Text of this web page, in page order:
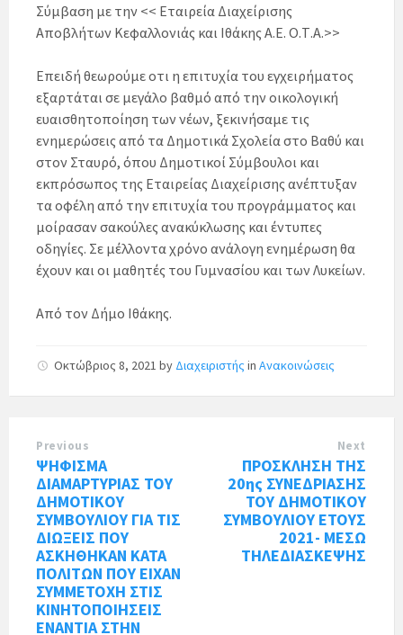
Σύμβαση με την << Εταιρεία Διαχείρισης
Αποβλήτων Κεφαλλονιάς και Ιθάκης Α.Ε. Ο.Τ.Α.>>
Επειδή θεωρούμε οτι η επιτυχία του εγχειρήματος
εξαρτάται σε μεγάλο βαθμό από την οικολογική
ευαισθητοποίηση των νέων, ξεκινήσαμε τις
ενημερώσεις από τα Δημοτικά Σχολεία στο Βαθύ και
στον Σταυρό, όπου Δημοτικοί Σύμβουλοι και
εκπρόσωπος της Εταιρείας Διαχείρισης ανέπτυξαν
τα οφέλη από την επιτυχία του προγράμματος και
μοίρασαν σακούλες ανακύκλωσης και έντυπες
οδηγίες. Σε μέλλοντα χρόνο ανάλογη ενημέρωση θα
έχουν και οι μαθητές του Γυμνασίου και των Λυκείων.
Από τον Δήμο Ιθάκης.
Οκτώβριος 8, 2021 by Διαχειριστής in Ανακοινώσεις
Previous
ΨΗΦΙΣΜΑ
ΔΙΑΜΑΡΤΥΡΙΑΣ ΤΟΥ
ΔΗΜΟΤΙΚΟΥ
ΣΥΜΒΟΥΛΙΟΥ ΓΙΑ ΤΙΣ
ΔΙΩΞΕΙΣ ΠΟΥ
ΑΣΚΗΘΗΚΑΝ ΚΑΤΑ
ΠΟΛΙΤΩΝ ΠΟΥ ΕΙΧΑΝ
ΣΥΜΜΕΤΟΧΗ ΣΤΙΣ
ΚΙΝΗΤΟΠΟΙΗΣΕΙΣ
ΕΝΑΝΤΙΑ ΣΤΗΝ
Next
ΠΡΟΣΚΛΗΣΗ ΤΗΣ
20ης ΣΥΝΕΔΡΙΑΣΗΣ
ΤΟΥ ΔΗΜΟΤΙΚΟΥ
ΣΥΜΒΟΥΛΙΟΥ ΕΤΟΥΣ
2021- ΜΕΣΩ
ΤΗΛΕΔΙΑΣΚΕΨΗΣ